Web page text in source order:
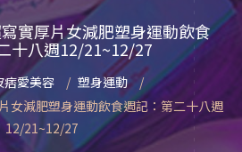
寫實厚片女減肥塑身運動飲食
十八週12/21~12/27
痞愛美容
塑身運動
女減肥塑身運動飲食週記：第二十八週
12/21~12/27